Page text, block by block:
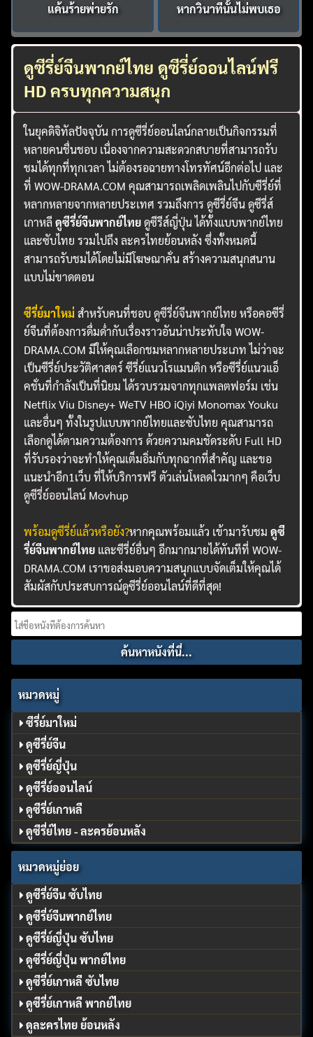
แค้นร้ายพ่ายรัก หากวินาทีนั้นไม่พบเธอ
ดูซีรี่ย์จีนพากย์ไทย ดูซีรี่ย์ออนไลน์ฟรี
HD ครบทุกความสนุก
ในยุคดิจิทัลปัจจุบัน การดูซีรี่ย์ออนไลน์กลายเป็นกิจกรรมที่
หลายคนชื่นชอบ เนื่องจากความสะดวกสบายที่สามารถรับ
ชมได้ทุกที่ทุกเวลา ไม่ต้องรอฉายทางโทรทัศน์อีกต่อไป และ
ที่ WOW-DRAMA.COM คุณสามารถเพลิดเพลินไปกับซีรี่ย์ที่
หลากหลายจากหลายประเทศ รวมถึงการ ดูซีรี่ย์จีน ดูซีรี่ส์
เกาหลีดูซีรี่ย์จีนพากย์ไทยดูซีรีส์ญี่ปุ่น ได้ทั้งแบบพากย์ไทย
และซับไทย รวมไปถึง ละครไทยย้อนหลัง ซึ่งทั้งหมดนี้
สามารถรับชมได้โดยไม่มีโฆษณาคั่น สร้างความสนุกสนาน
แบบไม่ขาดตอน
ซีรี่ย์มาใหม่ สำหรับคนที่ชอบดูซีรี่ย์จีนพากย์ไทย หรือคอซีรี่
ย์จีนที่ต้องการดื่มด่ำกับเรื่องราวอันน่าประทับใจ WOW-
DRAMA.COM มีให้คุณเลือกชมหลากหลายประเภท ไม่ว่าจะ
เป็นซีรี่ย์ประวัติศาสตร์ ซีรี่ย์แนวโรแมนติก หรือซีรี่ย์แนวแอ็
คชั่นที่กำลังเป็นที่นิยม ได้รวบรวมจากทุกแพลตฟอร์ม เช่น
Netflix Viu Disney+ WeTV HBO iQiyi Monomax Youku
และอื่นๆ ทั้งในรูปแบบพากย์ไทยและซับไทย คุณสามารถ
เลือกดูได้ตามความต้องการ ด้วยความคมชัดระดับ Full HD
ที่รับรองว่าจะทำให้คุณเต็มอิ่มกับทุกฉากที่สำคัญ และขอ
แนะนำอีก1เว็บ ที่ให้บริการฟรี ตัวเล่นโหลดไวมากๆ คือเว็บ
ดูซีรี่ย์ออนไลน์ Movhup
พร้อมดูซีรี่ย์แล้วหรือยัง?หากคุณพร้อมแล้ว เข้ามารับชมดูซี
รี่ย์จีนพากย์ไทย และซีรี่ย์อื่นๆ อีกมากมายได้ทันทีที่ WOW-
DRAMA.COM เราขอส่งมอบความสนุกแบบจัดเต็มให้คุณได้
สัมผัสกับประสบการณ์ดูซีรี่ย์ออนไลน์ที่ดีที่สุด!
Search
for:
หมวดหมู่
ซีรี่ย์มาใหม่
ดูซีรี่ย์จีน
ดูซีรี่ย์ญี่ปุ่น
ดูซีรี่ย์ออนไลน์
ดูซีรี่ย์เกาหลี
ดูซีรี่ย์ไทย - ละครย้อนหลัง
หมวดหมู่ย่อย
ดูซีรี่ย์จีน ซับไทย
ดูซีรี่ย์จีนพากย์ไทย
ดูซีรี่ย์ญี่ปุ่น ซับไทย
ดูซีรี่ย์ญี่ปุ่น พากย์ไทย
ดูซีรี่ย์เกาหลี ซับไทย
ดูซีรี่ย์เกาหลี พากย์ไทย
ดูละครไทย ย้อนหลัง